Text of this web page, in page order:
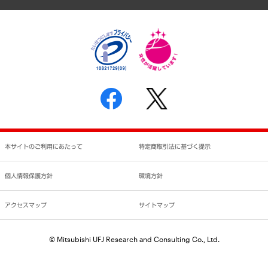
個人情報保護方針
反社会的勢力に対する基本方針
書面による個人情報の開示等の請求の手続きについて
本サイトのご利用にあたって 特定商取引法に基づく提示
個人情報保護方針 環境方針
アクセスマップ サイトマップ
© Mitsubishi UFJ Research and Consulting Co., Ltd.